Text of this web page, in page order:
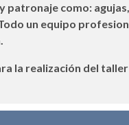
patronaje como:
un equipo
la realización del